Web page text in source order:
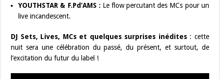
YOUTHSTAR & F.Pd’AMS : Le flow percutant des MCs pour un
live incandescent.
DJ Sets, Lives, MCs et quelques surprises inédites: cette
nuit sera une célébration du passé, du présent, et surtout, de
l’excitation du futur du label !